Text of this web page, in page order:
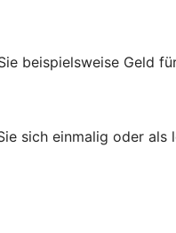
beispielsweise Geld
sich einmalig oder als